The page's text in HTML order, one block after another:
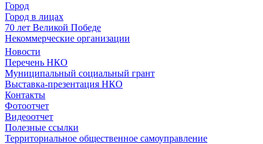
Город
Город в лицах
70 лет Великой Победе
Некоммерческие организации
Новости
Перечень НКО
Муниципальный социальный грант
Выставка-презентация НКО
Контакты
Фотоотчет
Видеоотчет
Полезные ссылки
Территориальное общественное самоуправление